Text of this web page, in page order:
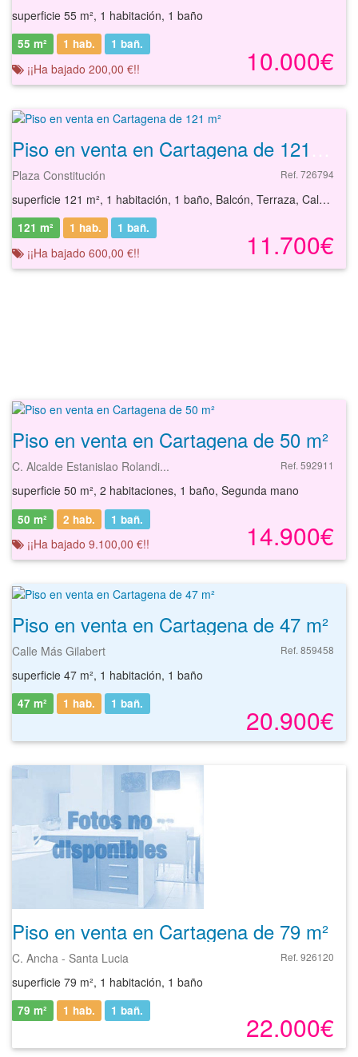
superficie 55 m², 1 habitación, 1 baño
10.000€
55 m² 1 hab. 1 bañ.
¡¡Ha bajado 200,00 €!!
Plaza Constitución Ref. 726794
superficie 121 m², 1 habitación, 1 baño, Balcón, Terraza, Calefacción
11.700€
121 m² 1 hab. 1 bañ.
¡¡Ha bajado 600,00 €!!
Piso en venta en Cartagena de 50 m²
C. Alcalde Estanislao Rolandi... Ref. 592911
superficie 50 m², 2 habitaciones, 1 baño, Segunda mano
14.900€
50 m² 2 hab. 1 bañ.
¡¡Ha bajado 9.100,00 €!!
Piso en venta en Cartagena de 47 m²
Calle Más Gilabert Ref. 859458
superficie 47 m², 1 habitación, 1 baño
20.900€
47 m² 1 hab. 1 bañ.
Piso en venta en Cartagena de 79 m²
C. Ancha - Santa Lucia Ref. 926120
superficie 79 m², 1 habitación, 1 baño
22.000€
79 m² 1 hab. 1 bañ.